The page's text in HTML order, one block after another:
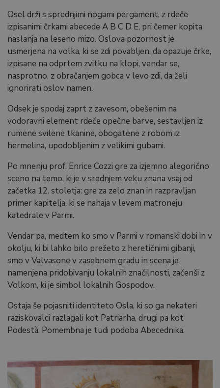
Osel drži s sprednjimi nogami pergament, z rdeče
izpisanimi črkami abecede A B C D E, pri čemer kopita
naslanja na leseno mizo. Oslova pozornost je
usmerjena na volka, ki se zdi povabljen, da opazuje črke,
izpisane na odprtem zvitku na klopi, vendar se,
nasprotno, z obračanjem gobca v levo zdi, da želi
ignorirati oslov namen.
Odsek je spodaj zaprt z zavesom, obešenim na
vodoravni element rdeče opečne barve, sestavljen iz
rumene svilene tkanine, obogatene z robom iz
hermelina, upodobljenim z velikimi gubami.
Po mnenju prof. Enrice Cozzi gre za izjemno alegorično
sceno na temo, ki je v srednjem veku znana vsaj od
začetka 12. stoletja: gre za zelo znan in razpravljan
primer kapitelja, ki se nahaja v levem matroneju
katedrale v Parmi.
Vendar pa, medtem ko smo v Parmi v romanski dobi in v
okolju, ki bi lahko bilo prežeto z heretičnimi gibanji,
smo v Valvasone v zasebnem gradu in scena je
namenjena pridobivanju lokalnih značilnosti, začenši z
Volkom, ki je simbol lokalnih Gospodov.
Ostaja še pojasniti identiteto Osla, ki so ga nekateri
raziskovalci razlagali kot Patriarha, drugi pa kot
Podestà. Pomembna je tudi podoba Abecednika.